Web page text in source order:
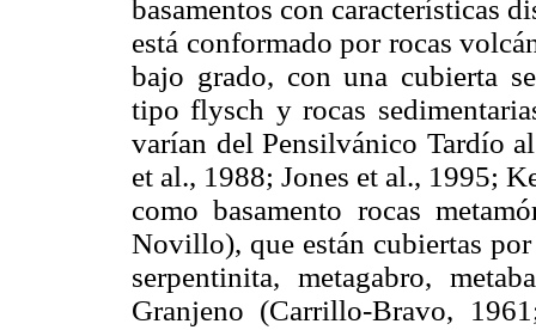
basamentos con características
está conformado por rocas
bajo grado, con una cubierta
tipo flysch y rocas
varían del Pensilvánico Tardío
et al., 1988; Jones et al., 1995;
como basamento rocas
Novillo), que están cubiertas
serpentinita, metagabro,
Granjeno (Carrillo-Bravo,